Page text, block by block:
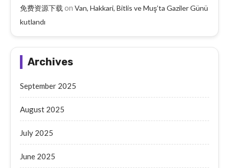
免费资源下载 on Van, Hakkari, Bitlis ve Muş’ta Gaziler Günü
kutlandı
Archives
September 2025
August 2025
July 2025
June 2025